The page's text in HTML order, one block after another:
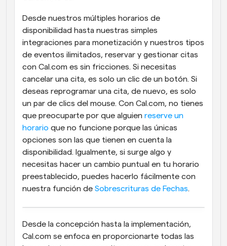
Desde nuestros múltiples horarios de
disponibilidad hasta nuestras simples
integraciones para monetización y nuestros tipos
de eventos ilimitados, reservar y gestionar citas
con Cal.com es sin fricciones. Si necesitas
cancelar una cita, es solo un clic de un botón. Si
deseas reprogramar una cita, de nuevo, es solo
un par de clics del mouse. Con Cal.com, no tienes
que preocuparte por que alguien reserve un
horario que no funcione porque las únicas
opciones son las que tienen en cuenta la
disponibilidad. Igualmente, si surge algo y
necesitas hacer un cambio puntual en tu horario
preestablecido, puedes hacerlo fácilmente con
nuestra función de Sobrescrituras de Fechas.
Desde la concepción hasta la implementación,
Cal.com se enfoca en proporcionarte todas las